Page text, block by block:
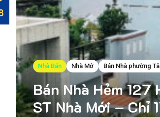
Nhà Bán Nhà Mở Bán Nhà phường
Bán Nhà Hẻm 127
ST Nhà Mới – Chỉ